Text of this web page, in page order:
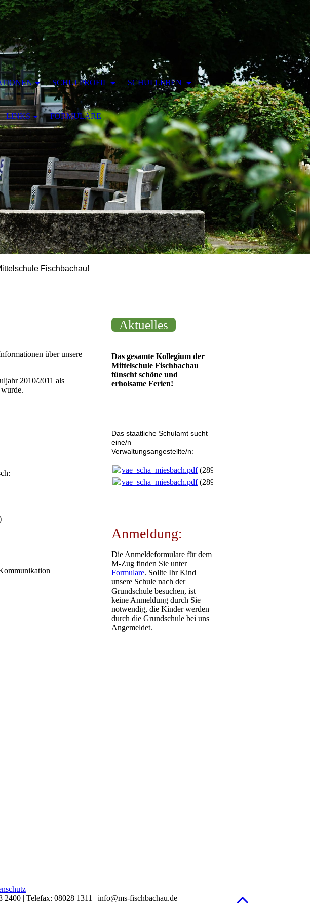
Fischbachau!
über unsere
2010/2011 als
Aktuelles
Das gesamte Kollegium der
Mittelschule Fischbachau
fünscht schöne und
erholsame Ferien!
Das staatliche Schulamt sucht
eine/n
Verwaltungsangestellte/n:
vae_scha_miesbach.pdf(289.25KB)
vae_scha_miesbach.pdf(289.25KB)
Anmeldung:
Die Anmeldeformulare für dem
M-Zug finden Sie unter
Formulare. Sollte Ihr Kind
unsere Schule nach der
Grundschule besuchen, ist
keine Anmeldung durch Sie
notwendig, die Kinder werden
durch die Grundschule bei uns
Angemeldet.
| Telefax: 08028 1311 | info@ms-fischbachau.de
SCHULPROFIL SCHULLEBEN
LINKS FORMULARE